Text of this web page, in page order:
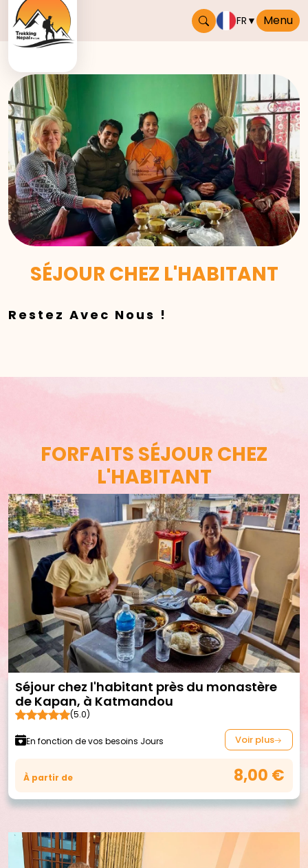
FR ▼ Menu
SÉJOUR CHEZ L'HABITANT
Restez Avec Nous !
FORFAITS SÉJOUR CHEZ
L'HABITANT
Séjour chez l'habitant près du monastère
de Kapan, à Katmandou
(5.0)
En fonction de vos besoins Jours Voir plus
À partir de 8,00 €